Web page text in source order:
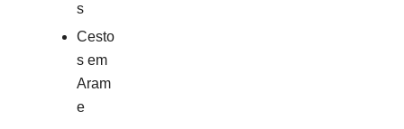
s
Cesto
s em
Aram
e